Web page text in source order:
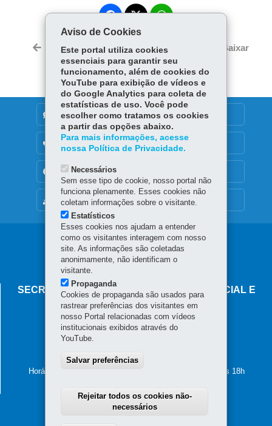
Fa
ce
ok
itt
W
p
Voltar Início Imprimir Baixar
MAPA DO SITE
DENUNCIE CORRUPÇÃO
OUVIDORIA
TRANSPARÊNCIA INSTITUCIONAL
Navegação
principal
SECRETARIA DA MULHER, IGUALDADE RACIAL E
PESSOA IDOSA
Palácio das Araucárias
Rua Jacy Loureiro de Campos, s/n - Centro Cívico
80530-915
41 4009-3600
Horário de atendimento: das 8h30 às 12h e das 13h30 às 18h
Aviso de Cookies
Este portal utiliza cookies
essenciais para garantir seu
funcionamento, além de cookies do
YouTube para exibição de vídeos e
do Google Analytics para coleta de
estatísticas de uso. Você pode
escolher como tratamos os cookies
a partir das opções abaixo.
Para mais informações, acesse
nossa Política de Privacidade.
Necessários
Sem esse tipo de cookie, nosso portal não
funciona plenamente. Esses cookies não
coletam informações sobre o visitante.
Estatísticos
Esses cookies nos ajudam a entender
como os visitantes interagem com nosso
site. As informações são coletadas
anonimamente, não identificam o
visitante.
Propaganda
Cookies de propaganda são usados para
rastrear preferências dos visitantes em
nosso Portal relacionadas com vídeos
institucionais exibidos através do
YouTube.
Salvar preferências
Rejeitar todos os cookies não-
necessários